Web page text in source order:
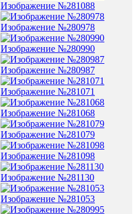
Изображение №281088
Изображение №280978
Изображение №280990
Изображение №280987
Изображение №281071
Изображение №281068
Изображение №281079
Изображение №281098
Изображение №281130
Изображение №281053